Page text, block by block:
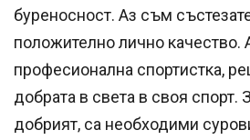
буреносност. Аз съм
положително лично
професионална спортистка,
добрата в света в своя спорт.
добрият, са необходими